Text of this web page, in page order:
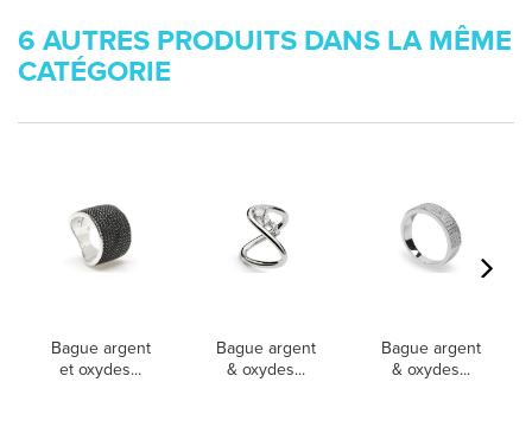
6 AUTRES PRODUITS DANS LA MÊME
CATÉGORIE
Bague argent
et oxydes...
Bague argent
& oxydes...
Bague argent
& oxydes...